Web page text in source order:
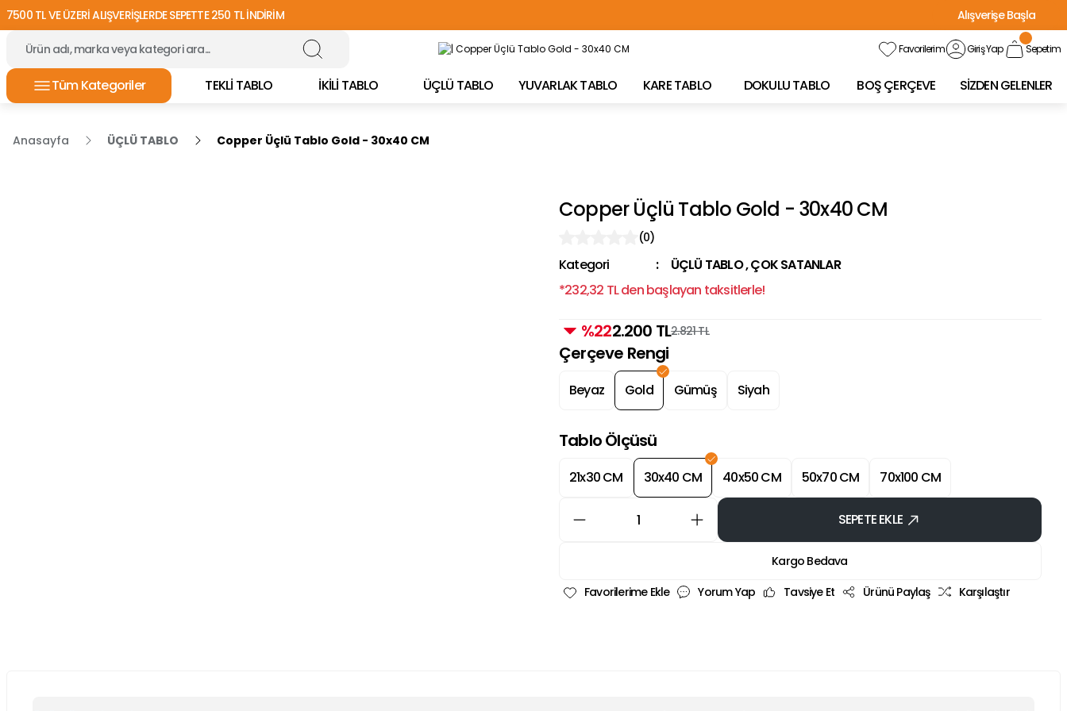
7500 TL VE ÜZERİ ALIŞVERİŞLERDE SEPETTE 250 TL İNDİRİM
Alışverişe Başla
TÜRKİYE'NİN HER YERİNE ÜCRETSİZ KARGO!
Favorilerim Giriş Yap Sepetim
Tüm Kategoriler TEKLİ TABLO İKİLİ TABLO ÜÇLÜ TABLO YUVARLAK TABLO KARE TABLO DOKULU TABLO BOŞ ÇERÇEVE SİZDEN GELENLER
Anasayfa ÜÇLÜ TABLO Copper Üçlü Tablo Gold - 30x40 CM
Copper Üçlü Tablo Gold - 30x40 CM
(0)
Kategori ÜÇLÜ TABLO,ÇOK SATANLAR
*232,32 TL den başlayan taksitlerle!
%222.200 TL2.821 TL
Çerçeve Rengi
Beyaz Gold Gümüş Siyah
Tablo Ölçüsü
21x30 CM 30x40 CM 40x50 CM 50x70 CM 70x100 CM
SEPETE EKLE
Kargo Bedava
Yorum Yap
Tavsiye Et Ürünü Paylaş Karşılaştır